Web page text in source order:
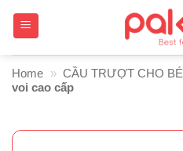
Home » CẦU TRƯỢT CHO BÉ
voi cao cấp